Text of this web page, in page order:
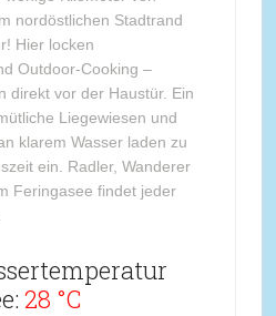
nordöstlichen Stadtrand
Hier locken
Outdoor-Cooking –
direkt vor der Haustür. Ein
Liegewiesen und
klarem Wasser laden zu
ein. Radler, Wanderer
Feringasee findet jeder
28 °C